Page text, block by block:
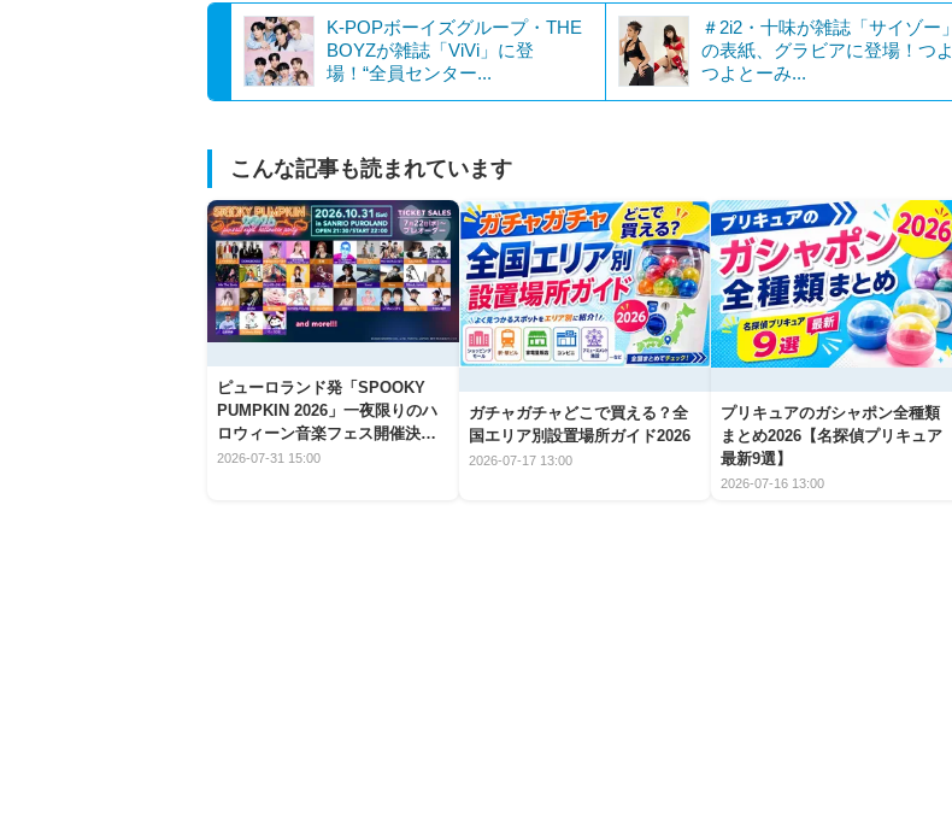
K-POPボーイズグループ・THE
BOYZが雑誌「ViVi」に登
場！“全員センター...
＃2i2・十味が雑誌「サイゾー」
の表紙、グラビアに登場！つよ
つよとーみ...
こんな記事も読まれています
ピューロランド発「SPOOKY
PUMPKIN 2026」一夜限りのハ
ロウィーン音楽フェス開催決
定！
2026-07-31 15:00
ガチャガチャどこで買える？全
国エリア別設置場所ガイド2026
2026-07-17 13:00
プリキュアのガシャポン全種類
まとめ2026【名探偵プリキュア
最新9選】
2026-07-16 13:00